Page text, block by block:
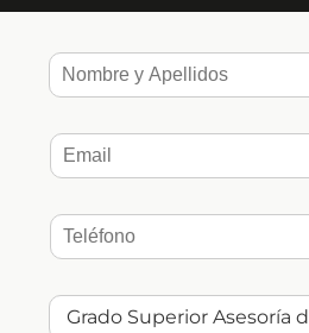
como Blumarine y
sus colecciones primavera
Finalmente, en redes
muchas
verano creando looks
sol de colores,
con delineador de lápiz.